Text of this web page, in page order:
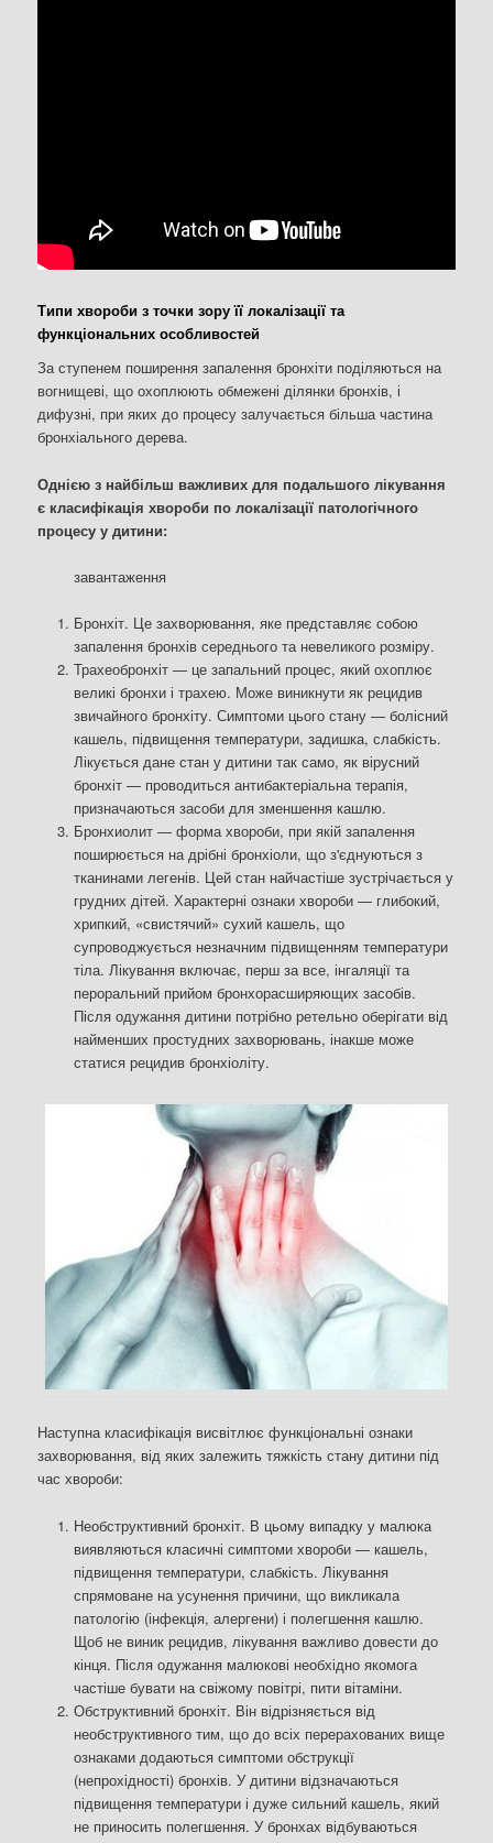
Типи хвороби з точки зору її локалізації та
функціональних особливостей
За ступенем поширення запалення бронхіти поділяються на
вогнищеві, що охоплюють обмежені ділянки бронхів, і
дифузні, при яких до процесу залучається більша частина
бронхіального дерева.
Однією з найбільш важливих для подальшого лікування
є класифікація хвороби по локалізації патологічного
процесу у дитини:
завантаження
Бронхіт. Це захворювання, яке представляє собою
запалення бронхів середнього та невеликого розміру.
Трахеобронхіт — це запальний процес, який охоплює
великі бронхи і трахею. Може виникнути як рецидив
звичайного бронхіту. Симптоми цього стану — болісний
кашель, підвищення температури, задишка, слабкість.
Лікується дане стан у дитини так само, як вірусний
бронхіт — проводиться антибактеріальна терапія,
призначаються засоби для зменшення кашлю.
Бронхиолит — форма хвороби, при якій запалення
поширюється на дрібні бронхіоли, що з'єднуються з
тканинами легенів. Цей стан найчастіше зустрічається у
грудних дітей. Характерні ознаки хвороби — глибокий,
хрипкий, «свистячий» сухий кашель, що
супроводжується незначним підвищенням температури
тіла. Лікування включає, перш за все, інгаляції та
пероральний прийом бронхорасширяющих засобів.
Після одужання дитини потрібно ретельно оберігати від
найменших простудних захворювань, інакше може
статися рецидив бронхіоліту.
Наступна класифікація висвітлює функціональні ознаки
захворювання, від яких залежить тяжкість стану дитини під
час хвороби:
Необструктивний бронхіт. В цьому випадку у малюка
виявляються класичні симптоми хвороби — кашель,
підвищення температури, слабкість. Лікування
спрямоване на усунення причини, що викликала
патологію (інфекція, алергени) і полегшення кашлю.
Щоб не виник рецидив, лікування важливо довести до
кінця. Після одужання малюкові необхідно якомога
частіше бувати на свіжому повітрі, пити вітаміни.
Обструктивний бронхіт. Він відрізняється від
необструктивного тим, що до всіх перерахованих вище
ознаками додаються симптоми обструкції
(непрохідності) бронхів. У дитини відзначаються
підвищення температури і дуже сильний кашель, який
не приносить полегшення. У бронхах відбуваються